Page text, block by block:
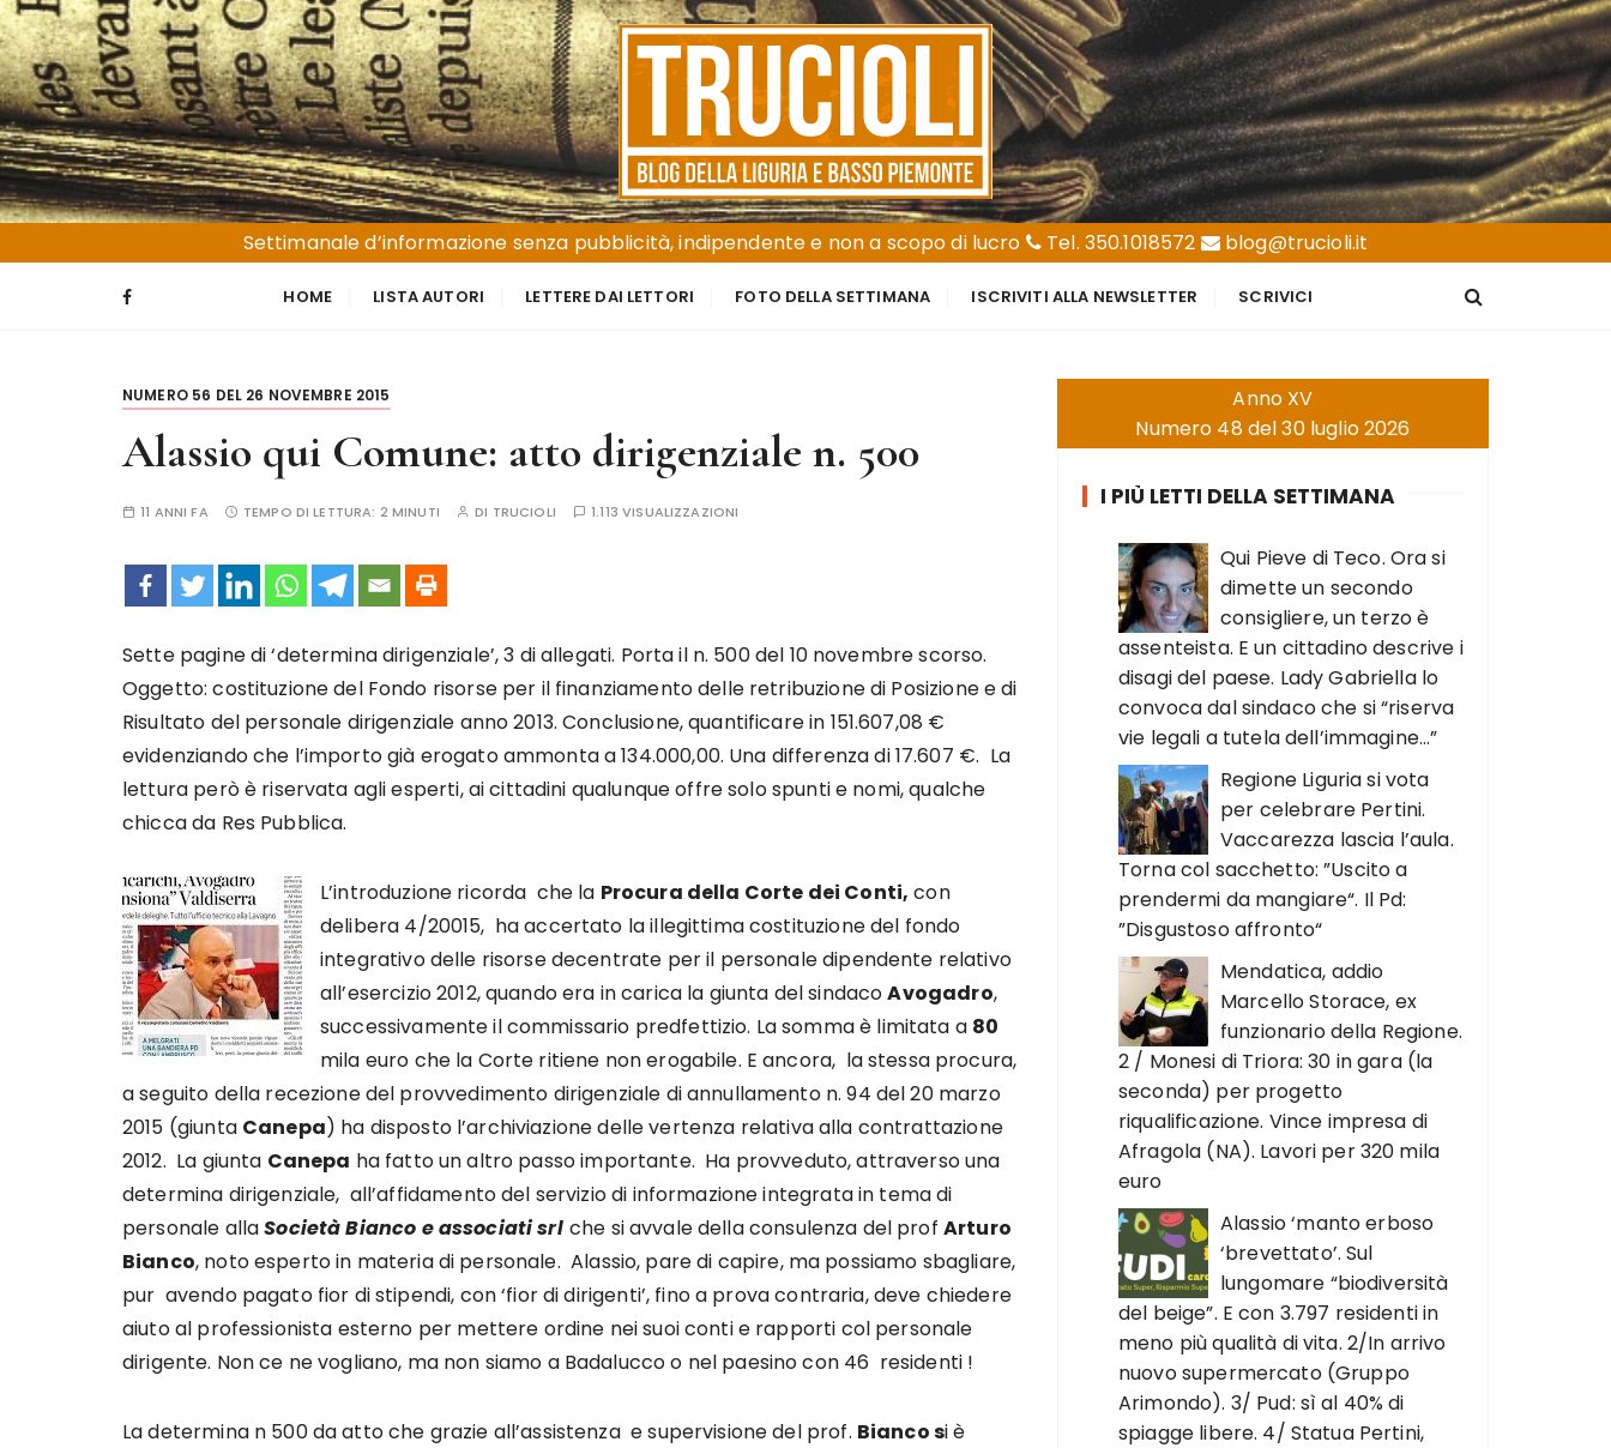
S
a
l
t
a
a
l
c
Trucioli
Liguria e Basso Piemonte
Settimanale d’informazione senza pubblicità, indipendente e non a scopo di lucro
Tel. 350.1018572 blog@trucioli.it
HOME LISTA AUTORI LETTERE DAI LETTORI FOTO DELLA SETTIMANA ISCRIVITI ALLA NEWSLETTER SCRIVICI
NUMERO 56 DEL 26 NOVEMBRE 2015
Alassio qui Comune: atto dirigenziale n. 500
11 ANNI FA TEMPO DI LETTURA: 2 MINUTI DI TRUCIOLI 1.113 VISUALIZZAZIONI
Sette pagine di ‘determina dirigenziale’, 3 di allegati. Porta il n. 500 del 10 novembre scorso.
Oggetto: costituzione del Fondo risorse per il finanziamento delle retribuzione di Posizione e di
Risultato del personale dirigenziale anno 2013. Conclusione, quantificare in 151.607,08 €
evidenziando che l’importo già erogato ammonta a 134.000,00. Una differenza di 17.607 €. La
lettura però è riservata agli esperti, ai cittadini qualunque offre solo spunti e nomi, qualche
chicca da Res Pubblica.
L’introduzione ricorda che la Procura della Corte dei Conti, con
delibera 4/20015, ha accertato la illegittima costituzione del fondo
integrativo delle risorse decentrate per il personale dipendente relativo
all’esercizio 2012, quando era in carica la giunta del sindacoAvogadro,
successivamente il commissario predfettizio. La somma è limitata a 80
mila euro che la Corte ritiene non erogabile. E ancora, la stessa procura,
a seguito della recezione del provvedimento dirigenziale di annullamento n. 94 del 20 marzo
2015 (giunta Canepa) ha disposto l’archiviazione delle vertenza relativa alla contrattazione
2012. La giunta Canepa ha fatto un altro passo importante. Ha provveduto, attraverso una
determina dirigenziale, all’affidamento del servizio di informazione integrata in tema di
personale allaSocietà Bianco e associati srl che si avvale della consulenza del prof Arturo
Bianco, noto esperto in materia di personale. Alassio, pare di capire, ma possiamo sbagliare,
pur avendo pagato fior di stipendi, con ‘fior di dirigenti’, fino a prova contraria, deve chiedere
aiuto al professionista esterno per mettere ordine nei suoi conti e rapporti col personale
dirigente. Non ce ne vogliano, ma non siamo a Badalucco o nel paesino con 46 residenti !
La determina n 500 da atto che grazie all’assistenza e supervisione del prof. Bianco si è
Anno XV
Numero 48 del 30 luglio 2026
I PIÙ LETTI DELLA SETTIMANA
Qui Pieve di Teco. Ora si
dimette un secondo
consigliere, un terzo è
assenteista. E un cittadino descrive i
disagi del paese. Lady Gabriella lo
convoca dal sindaco che si “riserva
vie legali a tutela dell’immagine…”
Regione Liguria si vota
per celebrare Pertini.
Vaccarezza lascia l’aula.
Torna col sacchetto: ”Uscito a
prendermi da mangiare“. Il Pd:
”Disgustoso affronto“
Mendatica, addio
Marcello Storace, ex
funzionario della Regione.
2 / Monesi di Triora: 30 in gara (la
seconda) per progetto
riqualificazione. Vince impresa di
Afragola (NA). Lavori per 320 mila
euro
Alassio ‘manto erboso
‘brevettato’. Sul
lungomare “biodiversità
del beige”. E con 3.797 residenti in
meno più qualità di vita. 2/In arrivo
nuovo supermercato (Gruppo
Arimondo). 3/ Pud: sì al 40% di
spiagge libere. 4/ Statua Pertini,